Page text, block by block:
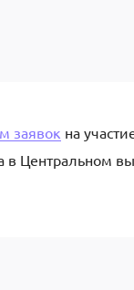
заявок на
в Центральном